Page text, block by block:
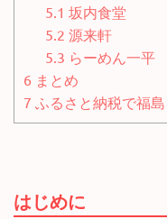
5.1 坂内食堂
5.2 源来軒
5.3 らーめん一平
6 まとめ
7 ふるさと納税で福
はじめに